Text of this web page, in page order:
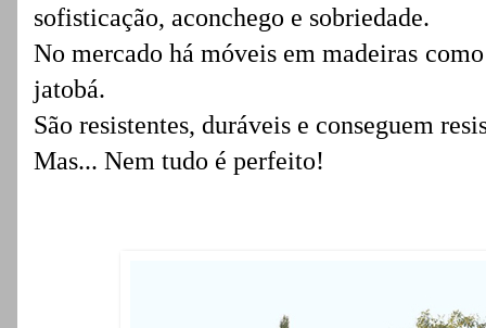
sofisticação, aconchego e sobriedade.
No mercado há móveis em madeiras
jatobá.
São resistentes, duráveis e conseguem
Mas... Nem tudo é perfeito!